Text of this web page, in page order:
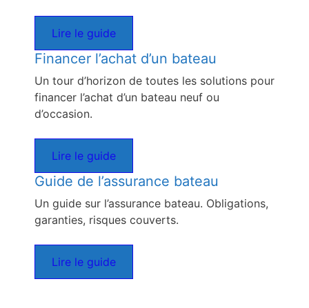
Lire le guide
Financer l’achat d’un bateau
Un tour d’horizon de toutes les solutions pour
financer l’achat d’un bateau neuf ou
d’occasion.
Lire le guide
Guide de l’assurance bateau
Un guide sur l’assurance bateau. Obligations,
garanties, risques couverts.
Lire le guide